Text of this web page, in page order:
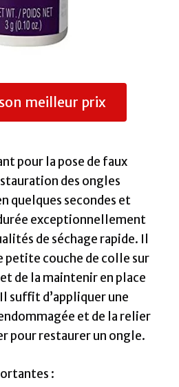
meilleur prix
pour la pose de faux
des ongles
quelques secondes et
exceptionnellement
de séchage rapide. Il
petite couche de colle sur
de la maintenir en place
suffit d’appliquer une
et de la relier
pour restaurer un ongle.
: